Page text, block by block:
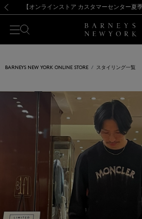
【夏季休業に伴う出荷一時停止のお知
熊本県を中心とした地震の影響によるお
【開催中】SUMMER SALEのご案内
【夏季休業に伴う出荷一時停止のお知
BARNEYS NEW YORK ONLINE STORE スタイリング一覧